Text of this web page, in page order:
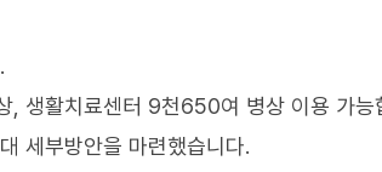
생활치료센터 9천650여 병상 이용 가능
세부방안을 마련했습니다.